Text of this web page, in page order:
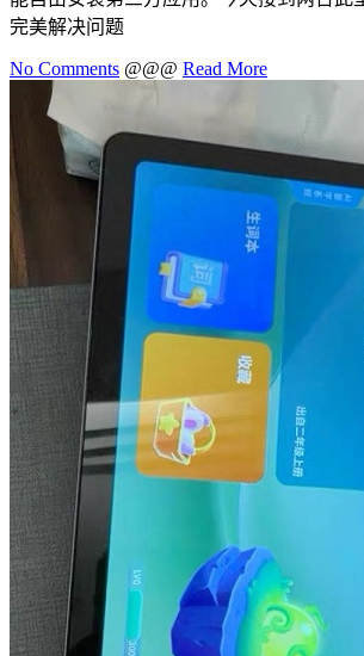
完美解决问题
No Comments @@@ Read More